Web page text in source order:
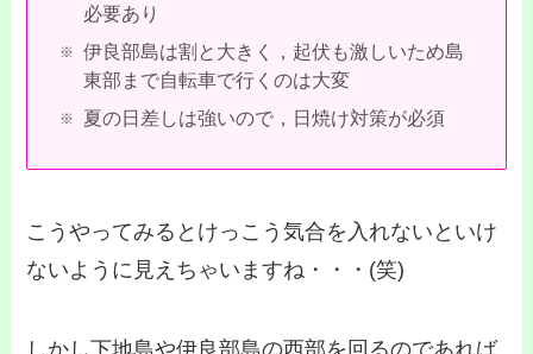
必要あり
伊良部島は割と大きく，起伏も激しいため島
東部まで自転車で行くのは大変
夏の日差しは強いので，日焼け対策が必須
こうやってみるとけっこう気合を入れないといけ
ないように見えちゃいますね・・・(笑)